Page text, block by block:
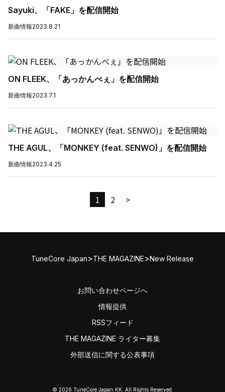
Sayuki、「FAKE」を配信開始
新曲情報2023.8.21
ON FLEEK、「あっかんべぇ」を配信開始
新曲情報2023.7.1
THE AGUL、「MONKEY (feat. SENWO)」を配信開始
新曲情報2023.4.25
1 2 >
TuneCore Japan>THE MAGAZINE>New Release
お問い合わせページへ
情報提供
RSSフィード
THE MAGAZINE ライター募集
外部送信に関する公表事項
© 2026 TuneCore Japan KK. All Rights Reserved.